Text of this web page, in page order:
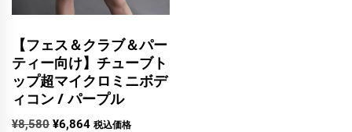
【フェス＆クラブ＆パー
ティー向け】チューブト
ップ超マイクロミニボデ
ィコン / パープル
¥8,580 元
¥6,864現
税込価格